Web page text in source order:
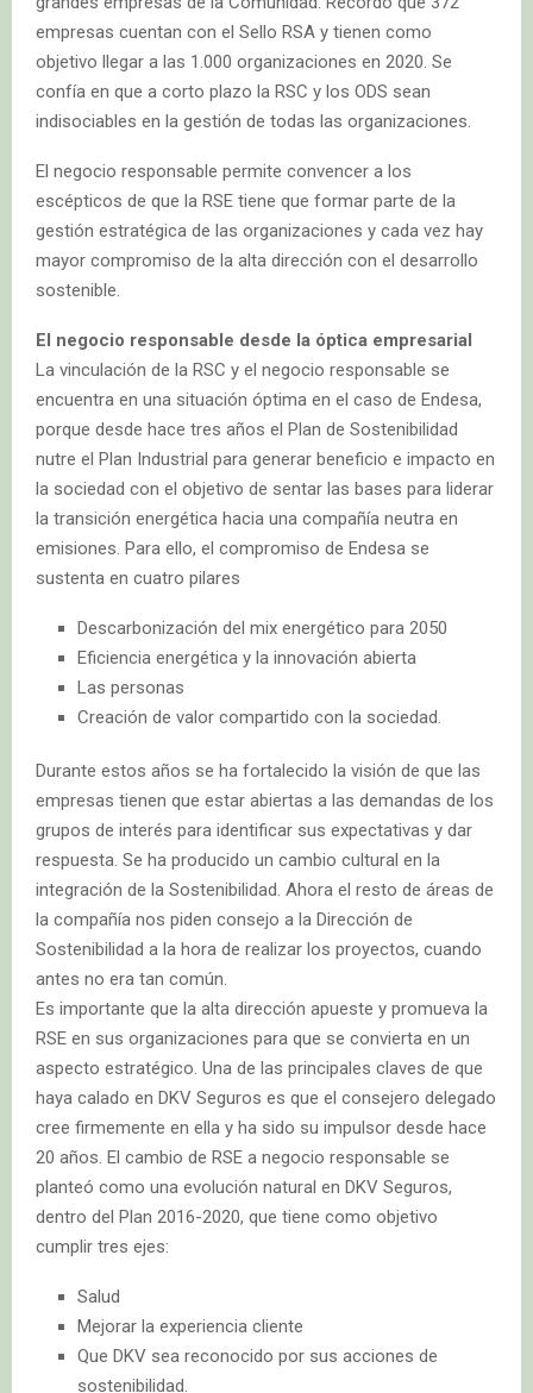
empresas cuentan con el Sello RSA y tienen como
objetivo llegar a las 1.000 organizaciones en 2020. Se
confía en que a corto plazo la RSC y los ODS sean
indisociables en la gestión de todas las organizaciones.
El negocio responsable permite convencer a los
escépticos de que la RSE tiene que formar parte de la
gestión estratégica de las organizaciones y cada vez hay
mayor compromiso de la alta dirección con el desarrollo
sostenible.
El negocio responsable desde la óptica empresarial
La vinculación de la RSC y el negocio responsable se
encuentra en una situación óptima en el caso de Endesa,
porque desde hace tres años el Plan de Sostenibilidad
nutre el Plan Industrial para generar beneficio e impacto en
la sociedad con el objetivo de sentar las bases para liderar
la transición energética hacia una compañía neutra en
emisiones. Para ello, el compromiso de Endesa se
sustenta en cuatro pilares
Descarbonización del mix energético para 2050
Eficiencia energética y la innovación abierta
Las personas
Creación de valor compartido con la sociedad.
Durante estos años se ha fortalecido la visión de que las
empresas tienen que estar abiertas a las demandas de los
grupos de interés para identificar sus expectativas y dar
respuesta. Se ha producido un cambio cultural en la
integración de la Sostenibilidad. Ahora el resto de áreas de
la compañía nos piden consejo a la Dirección de
Sostenibilidad a la hora de realizar los proyectos, cuando
antes no era tan común.
Es importante que la alta dirección apueste y promueva la
RSE en sus organizaciones para que se convierta en un
aspecto estratégico. Una de las principales claves de que
haya calado en DKV Seguros es que el consejero delegado
cree firmemente en ella y ha sido su impulsor desde hace
20 años. El cambio de RSE a negocio responsable se
planteó como una evolución natural en DKV Seguros,
dentro del Plan 2016-2020, que tiene como objetivo
cumplir tres ejes:
Salud
Mejorar la experiencia cliente
Que DKV sea reconocido por sus acciones de
sostenibilidad.